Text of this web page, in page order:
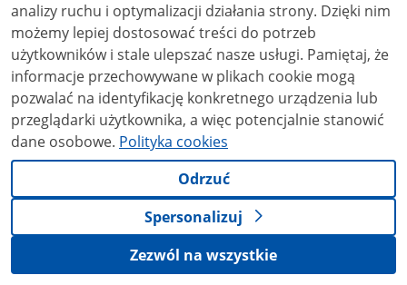
analizy ruchu i optymalizacji działania strony. Dzięki nim
możemy lepiej dostosować treści do potrzeb
użytkowników i stale ulepszać nasze usługi. Pamiętaj, że
informacje przechowywane w plikach cookie mogą
pozwalać na identyfikację konkretnego urządzenia lub
przeglądarki użytkownika, a więc potencjalnie stanowić
dane osobowe. Polityka cookies
Odrzuć
Spersonalizuj
Zezwól na wszystkie